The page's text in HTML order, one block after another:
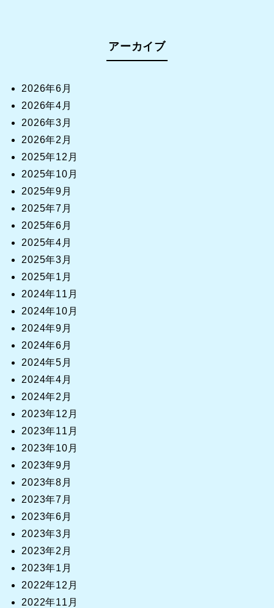
アーカイブ
2026年6月
2026年4月
2026年3月
2026年2月
2025年12月
2025年10月
2025年9月
2025年7月
2025年6月
2025年4月
2025年3月
2025年1月
2024年11月
2024年10月
2024年9月
2024年6月
2024年5月
2024年4月
2024年2月
2023年12月
2023年11月
2023年10月
2023年9月
2023年8月
2023年7月
2023年6月
2023年3月
2023年2月
2023年1月
2022年12月
2022年11月